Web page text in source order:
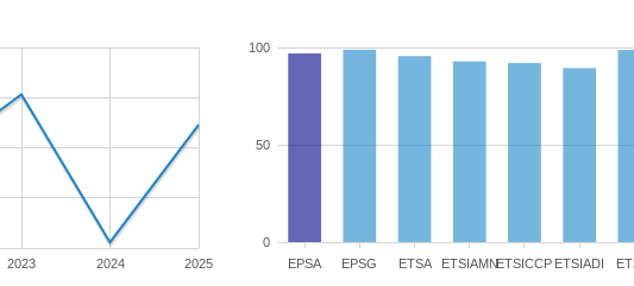
2023 2024 2025 EPSA EPSG ETSA ETSIAMNETSICCP ETSIADI
0
50
100